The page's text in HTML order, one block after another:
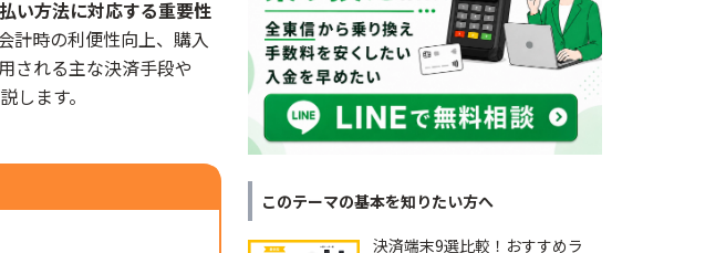
い方法に対応する重要性
計時の利便性向上、購入
される主な決済手段や
ます。
このテーマの基本を知りたい方へ
決済端末9選比較！おすすめラ